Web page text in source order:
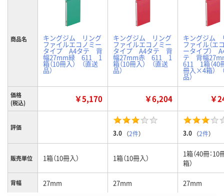
商品名 キングジム リング
ファイルエコノミー
タイプ A4タテ 背
幅27mm緑 611 1
箱（10冊入） （直送
品）
キングジム リング
ファイルエコノミー
タイプ A4タテ 背
幅27mm赤 611 1
箱（10冊入） （直送
品）
キングジム
ファイル（エ
ータイプ）
テ 背幅
611 1箱（40
冊入×4箱）
品）
価格
(税込)
￥5,170 ￥6,204 ￥
評価
3.0 （2件） 3.0 （2件）
販売単位 1箱（10冊入） 1箱（10冊入）
1箱（40冊：
箱）
背幅 27mm 27mm 27mm